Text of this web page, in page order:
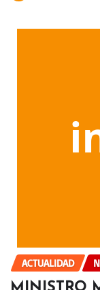
ACTUALIDAD